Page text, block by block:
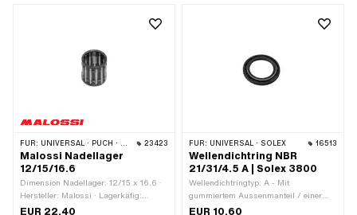
Temperaturbeständigkeit (min.): -30 -
FÜR: UNIVERSAL · PUCH · SACHS · PONY / CILO (BETA 521 & 512) · TOMOS 23423
Malossi Nadellager
12/15/16.6
Dimension Nadellager: 12/15 x 16.6 ·
Hersteller: Malossi · Lagerkäfig:
Stahlblechkäfig · Lagerart:
EUR 22.40
FÜR: UNIVERSAL · SOLEX 16513
Wellendichtring NBR
21/31/4.5 A | Solex 3800
Wellendichtringtyp: A - Mit
gummiertem Aussenmanteil / einer
Dichtlippe. · Hersteller: Solex ·
EUR 10.60